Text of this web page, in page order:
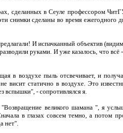
сделанных в Сеуле профессором
сделаны во время ежегодного
И испачканный объектив
руками. И уже казалось, что
в воздухе пыль отсвечивает, и
висит статично в воздухе. Это
вспышки", - сопротивлялся я.
великого шамана ", я
в глазах совсем темно, а потом
нет".